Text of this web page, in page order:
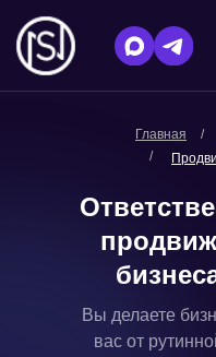
Заказать
+7 (921)
Вы делаете
вас от
Главная
/
/